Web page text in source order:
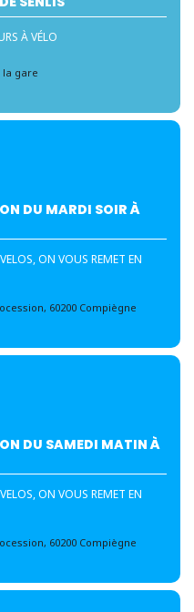
À VÉLO
la gare
DU MARDI SOIR À
ON VOUS REMET EN
60200 Compiègne
DU SAMEDI MATIN À
ON VOUS REMET EN
60200 Compiègne